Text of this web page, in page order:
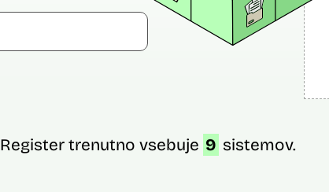
Register trenutno vsebuje 9 sistemov.